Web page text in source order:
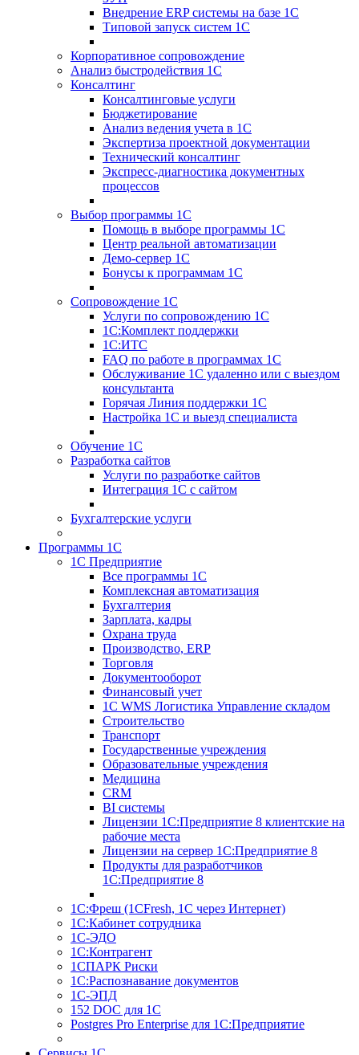
Внедрение ERP системы на базе 1С
Типовой запуск систем 1С
Корпоративное сопровождение
Анализ быстродействия 1С
Консалтинг
Консалтинговые услуги
Бюджетирование
Анализ ведения учета в 1С
Экспертиза проектной документации
Технический консалтинг
Экспресс-диагностика документных
процессов
Выбор программы 1С
Помощь в выборе программы 1С
Центр реальной автоматизации
Демо-сервер 1С
Бонусы к программам 1С
Сопровождение 1С
Услуги по сопровождению 1С
1С:Комплект поддержки
1С:ИТС
FAQ по работе в программах 1С
Обслуживание 1С удаленно или с выездом
консультанта
Горячая Линия поддержки 1С
Настройка 1С и выезд специалиста
Обучение 1С
Разработка сайтов
Услуги по разработке сайтов
Интеграция 1С с сайтом
Бухгалтерские услуги
Программы 1С
1С Предприятие
Все программы 1С
Комплексная автоматизация
Бухгалтерия
Зарплата, кадры
Охрана труда
Производство, ERP
Торговля
Документооборот
Финансовый учет
1С WMS Логистика Управление складом
Строительство
Транспорт
Государственные учреждения
Образовательные учреждения
Медицина
CRM
BI системы
Лицензии 1С:Предприятие 8 клиентские на
рабочие места
Лицензии на сервер 1С:Предприятие 8
Продукты для разработчиков
1С:Предприятие 8
1С:Фреш (1CFresh, 1С через Интернет)
1С:Кабинет сотрудника
1С-ЭДО
1С:Контрагент
1СПАРК Риски
1С:Распознавание документов
1С-ЭПД
152 DOC для 1С
Postgres Pro Enterprise для 1С:Предприятие